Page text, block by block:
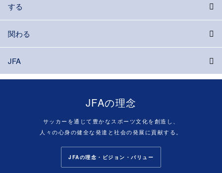
する
関わる
JFA
JFAの理念
サッカーを通じて豊かなスポーツ文化を創造し、
人々の心身の健全な発達と社会の発展に貢献する。
JFAの理念・ビジョン・バリュー